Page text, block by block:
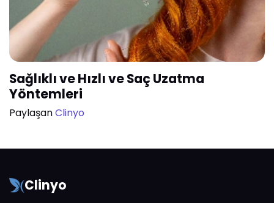
Sağlıklı ve Hızlı ve Saç Uzatma
Yöntemleri
PaylaşanClinyo
Clinyo